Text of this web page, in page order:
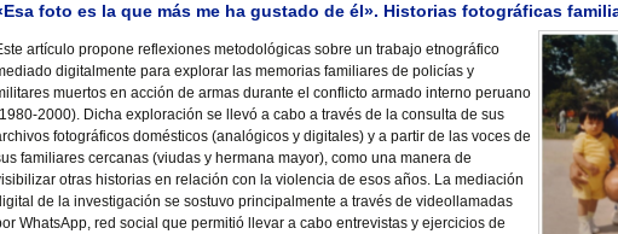
foto es la que más me ha gustado de él». Historias fotográficas
artículo propone reflexiones metodológicas sobre un trabajo etnográfico
digitalmente para explorar las memorias familiares de policías y
muertos en acción de armas durante el conflicto armado interno peruano
2000). Dicha exploración se llevó a cabo a través de la consulta de sus
fotográficos domésticos (analógicos y digitales) y a partir de las voces de
familiares cercanas (viudas y hermana mayor), como una manera de
otras historias en relación con la violencia de esos años. La mediación
de la investigación se sostuvo principalmente a través de videollamadas
WhatsApp, red social que permitió llevar a cabo entrevistas y ejercicios de